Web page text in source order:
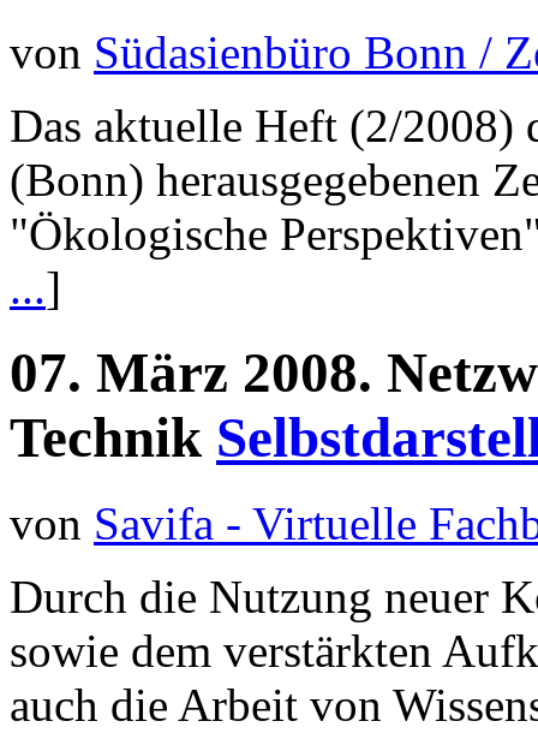
von Südasienbüro Bonn /
Das aktuelle Heft (2/2008)
(Bonn) herausgegebenen
"Ökologische
...]
07. März 2008.
Technik
von Savifa - Virtuelle
Durch die Nutzung neuer
sowie dem verstärkten
auch die Arbeit von